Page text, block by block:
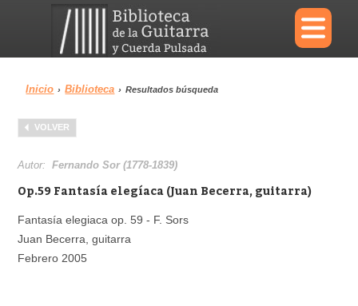
×
Menu
Biblioteca
Área personal
Inicio › Biblioteca › Resultados búsqueda
VOLVER
Autor:Fernando Sor (1778-1839)
Op.59 Fantasía elegíaca (Juan Becerra, guitarra)
Fantasía elegiaca op. 59 - F. Sors
Juan Becerra, guitarra
Febrero 2005